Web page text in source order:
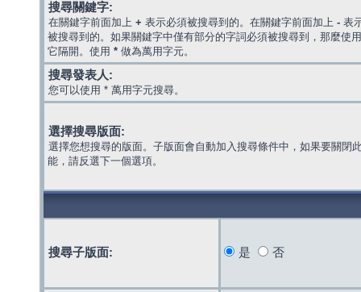
搜尋關鍵字:
在關鍵字前面加上 + 表示必須被搜尋到的。在關鍵字前面加上 - 表
被搜尋到的。如果關鍵字中僅有部分的字詞必須被搜尋到，那麼使
它隔開。使用 * 做為萬用字元。
搜尋發表人:
您可以使用 * 萬用字元搜尋。
選擇搜尋版面:
選擇您想搜尋的版面。子版面會自動加入搜尋條件中，如果要關閉
能，請反選下一個選項。
搜尋子版面: 是 否